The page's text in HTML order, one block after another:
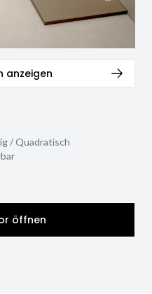
anzeigen
/ Quadratisch
öffnen